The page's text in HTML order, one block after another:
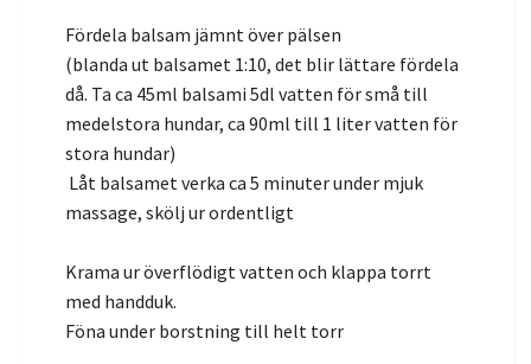
Fördela balsam jämnt över pälsen
(blanda ut balsamet 1:10, det blir lättare fördela
då. Ta ca 45ml balsami 5dl vatten för små till
medelstora hundar, ca 90ml till 1 liter vatten för
stora hundar)
Låt balsamet verka ca 5 minuter under mjuk
massage, skölj ur ordentligt
Krama ur överflödigt vatten och klappa torrt
med handduk.
Föna under borstning till helt torr